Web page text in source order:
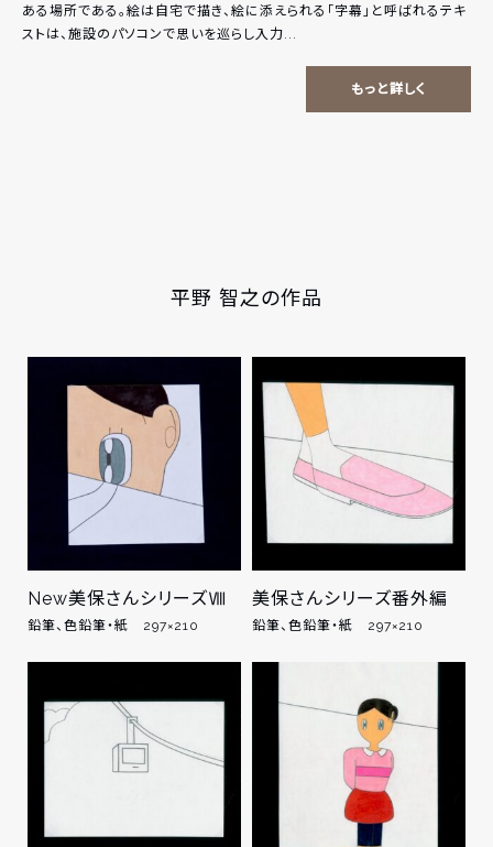
ある場所である。絵は自宅で描き、絵に添えられる「字幕」と呼ばれるテキ
ストは、施設のパソコンで思いを巡らし入力...
もっと詳しく
平野 智之の作品
New美保さんシリーズⅧ
鉛筆、色鉛筆・紙 297×210
美保さんシリーズ番外編
鉛筆、色鉛筆・紙 297×210